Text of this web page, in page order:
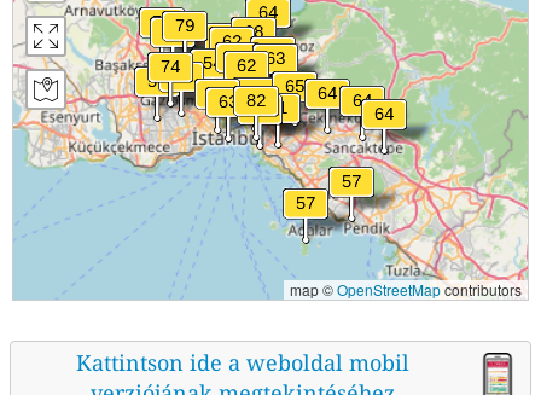
map ©OpenStreetMapcontributors
Kattintson ide a weboldal mobil